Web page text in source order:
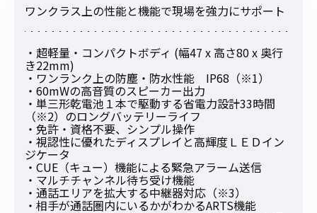
ワンクラス上の性能と機能で現場を強力にサポート
・超軽量・コンパクトボディ (幅47 x 高さ80 x 奥行
き22mm)
・ワンランク上の防塵・防水性能 IP68（※1）
・60mWの高音質のスピーカー出力
・単三形乾電池１本で駆動する省電力設計33時間
（※2）のロングバッテリーライフ
・免許・資格不要、シンプル操作
・視認性に優れたディスプレイと高輝度ＬＥＤイン
ジケータ
・CUE（キュー）機能による緊急アラーム送信
・マルチチャンネル待ち受け機能
・通話エリアを拡大する中継器対応（※3）
・相手が通話圏内にいるかがわかるARTS機能